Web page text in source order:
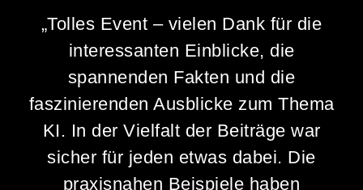
„Tolles Event – vielen Dank für die
interessanten Einblicke, die
spannenden Fakten und die
faszinierenden Ausblicke zum Thema
KI. In der Vielfalt der Beiträge war
sicher für jeden etwas dabei. Die
praxisnahen Beispiele haben